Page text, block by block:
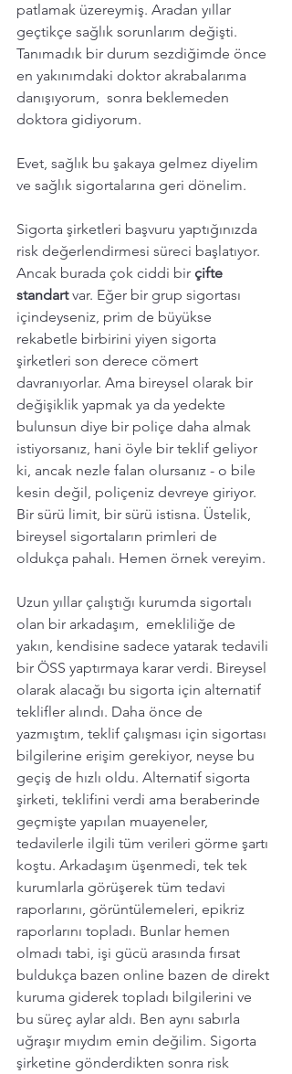
patlamak üzereymiş. Aradan yıllar
geçtikçe sağlık sorunlarım değişti.
Tanımadık bir durum sezdiğimde önce
en yakınımdaki doktor akrabalarıma
danışıyorum,  sonra beklemeden
doktora gidiyorum.
Evet, sağlık bu şakaya gelmez diyelim
ve sağlık sigortalarına geri dönelim.
Sigorta şirketleri başvuru yaptığınızda
risk değerlendirmesi süreci başlatıyor.
Ancak burada çok ciddi bir çifte
standart var. Eğer bir grup sigortası
içindeyseniz, prim de büyükse
rekabetle birbirini yiyen sigorta
şirketleri son derece cömert
davranıyorlar. Ama bireysel olarak bir
değişiklik yapmak ya da yedekte
bulunsun diye bir poliçe daha almak
istiyorsanız, hani öyle bir teklif geliyor
ki, ancak nezle falan olursanız - o bile
kesin değil, poliçeniz devreye giriyor.
Bir sürü limit, bir sürü istisna. Üstelik,
bireysel sigortaların primleri de
oldukça pahalı. Hemen örnek vereyim.
Uzun yıllar çalıştığı kurumda sigortalı
olan bir arkadaşım,  emekliliğe de
yakın, kendisine sadece yatarak tedavili
bir ÖSS yaptırmaya karar verdi. Bireysel
olarak alacağı bu sigorta için alternatif
teklifler alındı. Daha önce de
yazmıştım, teklif çalışması için sigortası
bilgilerine erişim gerekiyor, neyse bu
geçiş de hızlı oldu. Alternatif sigorta
şirketi, teklifini verdi ama beraberinde
geçmişte yapılan muayeneler,
tedavilerle ilgili tüm verileri görme şartı
koştu. Arkadaşım üşenmedi, tek tek
kurumlarla görüşerek tüm tedavi
raporlarını, görüntülemeleri, epikriz
raporlarını topladı. Bunlar hemen
olmadı tabi, işi gücü arasında fırsat
buldukça bazen online bazen de direkt
kuruma giderek topladı bilgilerini ve
bu süreç aylar aldı. Ben aynı sabırla
uğraşır mıydım emin değilim. Sigorta
şirketine gönderdikten sonra risk